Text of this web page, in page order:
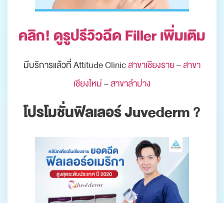
คลิก! ดูรูปรีวิวฉีด Filler เพิ่มเติม
มีบริการแล้วที่ Attitude Clinicสาขาเชียงราย–สาขา
เชียงใหม่–สาขาลำปาง
โปรโมชั่นฟิลเลอร์ Juvederm?